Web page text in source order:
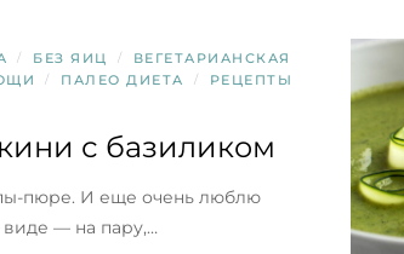
/ БЕЗ ЯИЦ / ВЕГЕТАРИАНСКАЯ
/ ПАЛЕО ДИЕТА / РЕЦЕПТЫ
с базиликом
пюре. И еще очень люблю
— на пару,…